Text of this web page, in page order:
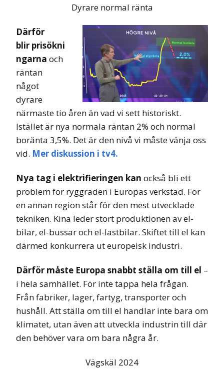
Dyrare normal ränta
Därför
blir prisökni
ngarna och
räntan
något
dyrare
närmaste tio åren än vad vi sett historiskt.
Istället är nya normala räntan 2% och normal
boränta 3,5%. Det är den nivå vi måste vänja oss
vid. Mer diskussion i tv4.
Nya tag i elektrifieringen kan också bli ett
problem för ryggraden i Europas verkstad. För
en annan region står för den mest utvecklade
tekniken. Kina leder stort produktionen av el-
bilar, el-bussar och el-lastbilar. Skiftet till el kan
därmed konkurrera ut europeisk industri.
Därför måste Europa snabbt ställa om till el –
i hela samhället. För inte tappa hela frågan.
Från fabriker, lager, fartyg, transporter och
hushåll. Att ställa om till el handlar inte bara om
klimatet, utan även att utveckla industrin till där
den behöver vara om bara några år.
Vägskäl 2024